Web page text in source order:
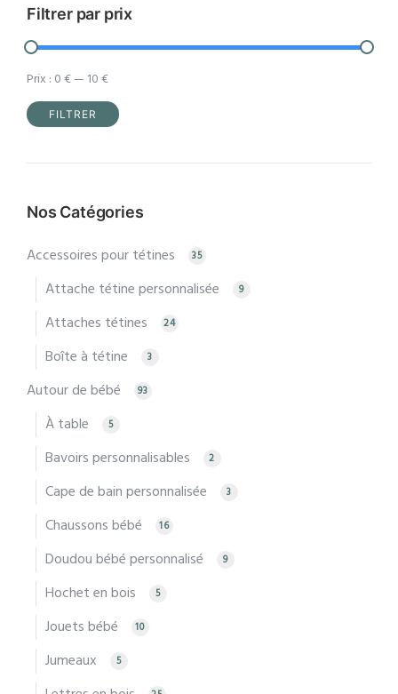
la
du
produit
Filtrer par prix
min
max
FILTRER
Prix : 0 €— 10 €
Nos Catégories
Accessoires pour tétines 35
Attache tétine personnalisée 9
Attaches tétines 24
Boîte à tétine 3
Autour de bébé 93
À table 5
Bavoirs personnalisables 2
Cape de bain personnalisée 3
Chaussons bébé 16
Doudou bébé personnalisé 9
Hochet en bois 5
Jouets bébé 10
Jumeaux 5